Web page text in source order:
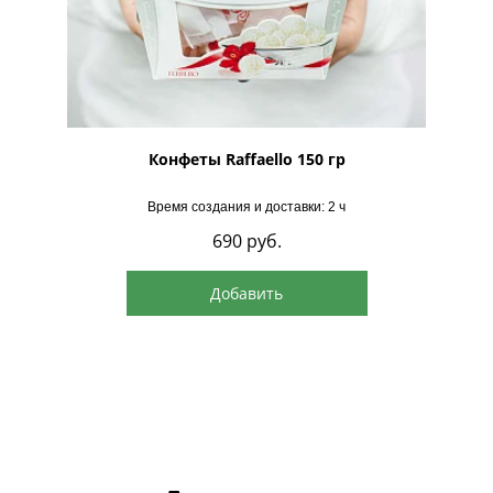
Конфеты Raffaello 150 гр
Время создания и доставки: 2 ч
690 руб.
Добавить